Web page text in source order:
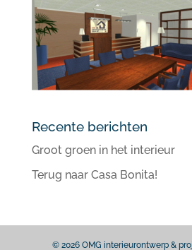
Recente berichten
Groot groen in het interieur
Terug naar Casa Bonita!
© 2026 OMG interieurontwerp &